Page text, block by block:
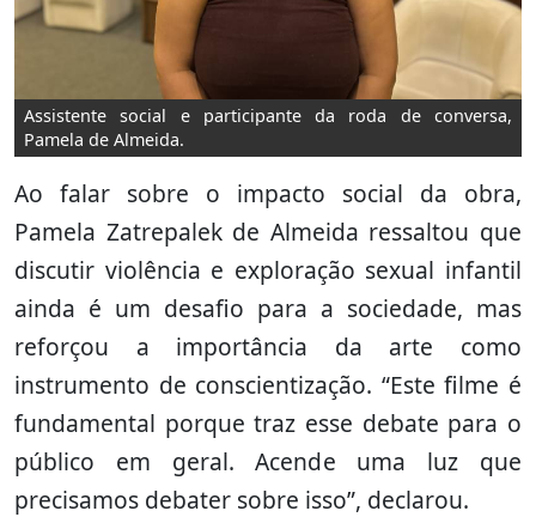
Assistente social e participante da roda de conversa,
Pamela de Almeida.
Ao falar sobre o impacto social da obra,
Pamela Zatrepalek de Almeida ressaltou que
discutir violência e exploração sexual infantil
ainda é um desafio para a sociedade, mas
reforçou a importância da arte como
instrumento de conscientização. “Este filme é
fundamental porque traz esse debate para o
público em geral. Acende uma luz que
precisamos debater sobre isso”, declarou.